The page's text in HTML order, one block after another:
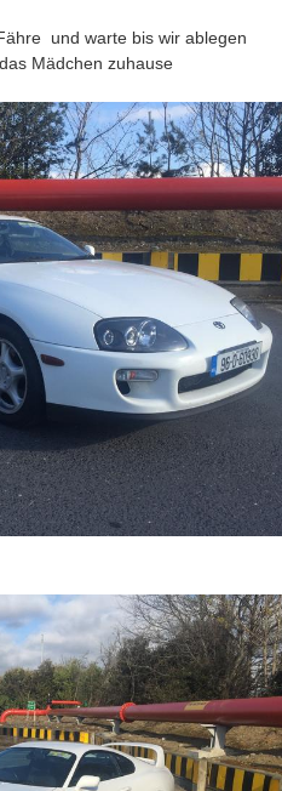
und warte bis wir ablegen
Mädchen zuhause